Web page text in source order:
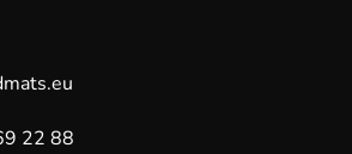
22 88